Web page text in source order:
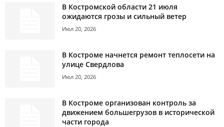
В Костромской области 21 июля
ожидаются грозы и сильный ветер
Июл 20, 2026
В Костроме начнется ремонт теплосети на
улице Свердлова
Июл 20, 2026
В Костроме организован контроль за
движением большегрузов в исторической
части города